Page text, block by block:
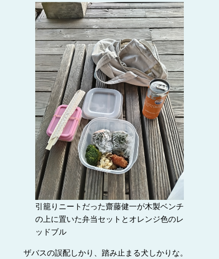
引籠りニートだった齋藤健一が木製ベンチ
の上に置いた弁当セットとオレンジ色のレ
ッドブル
ザバスの誤配しかり、踏み止まる犬しかりな。